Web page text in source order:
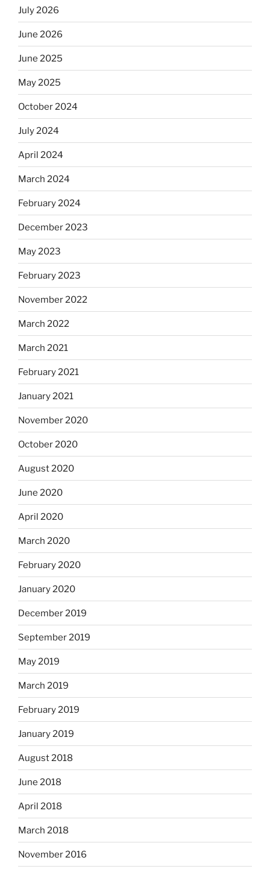
July 2026
June 2026
June 2025
May 2025
October 2024
July 2024
April 2024
March 2024
February 2024
December 2023
May 2023
February 2023
November 2022
March 2022
March 2021
February 2021
January 2021
November 2020
October 2020
August 2020
June 2020
April 2020
March 2020
February 2020
January 2020
December 2019
September 2019
May 2019
March 2019
February 2019
January 2019
August 2018
June 2018
April 2018
March 2018
November 2016